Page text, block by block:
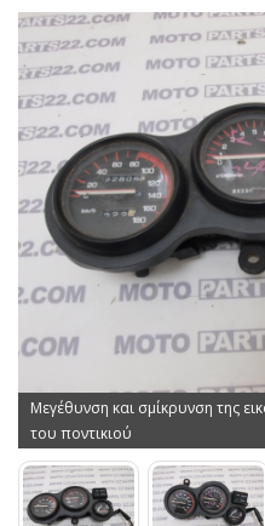
Μεγέθυνση και σμίκρυνση της
του ποντικιού